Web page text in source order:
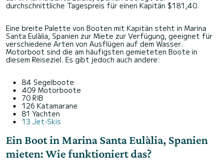
durchschnittliche Tagespreis für einen Kapitän $181,40.
Eine breite Palette von Booten mit Kapitän steht in Marina
Santa Eulàlia, Spanien zur Miete zur Verfügung, geeignet für
verschiedene Arten von Ausflügen auf dem Wasser.
Motorboot sind die am häufigsten gemieteten Boote in
diesem Reiseziel. Es gibt jedoch auch andere:
84 Segelboote
409 Motorboote
70 RIB
126 Katamarane
81 Yachten
13 Jet-Skis
Ein Boot in Marina Santa Eulàlia, Spanien
mieten: Wie funktioniert das?